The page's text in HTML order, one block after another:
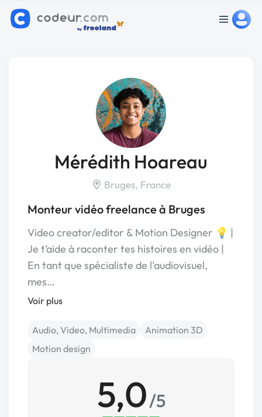
Mérédith Hoareau
Bruges, France
Monteur vidéo freelance à Bruges
Video creator/editor & Motion Designer 💡 |
Je t’aide à raconter tes histoires en vidéo |
En tant que spécialiste de l'audiovisuel,
mes…
Voir plus
Audio, Video, Multimedia
Animation 3D
Motion design
5,0/5